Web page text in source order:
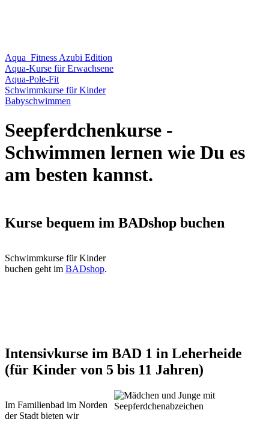
Aqua_Fitness Azubi Edition
Aqua-Kurse für Erwachsene
Aqua-Pole-Fit
Schwimmkurse für Kinder
Babyschwimmen
Seepferdchenkurse -
Schwimmen lernen wie Du es
am besten kannst.
Kurse bequem im BADshop buchen
Schwimmkurse für Kinder
buchen geht im BADshop.
Intensivkurse im BAD 1 in Leherheide
(für Kinder von 5 bis 11 Jahren)
Im Familienbad im Norden
der Stadt bieten wir